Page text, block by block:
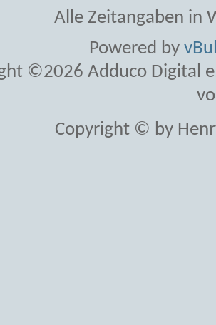
Alle Zeitangaben in
Powered by
©2026 Adduco Digital
Copyright © by